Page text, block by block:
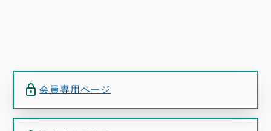
会員専用ページ